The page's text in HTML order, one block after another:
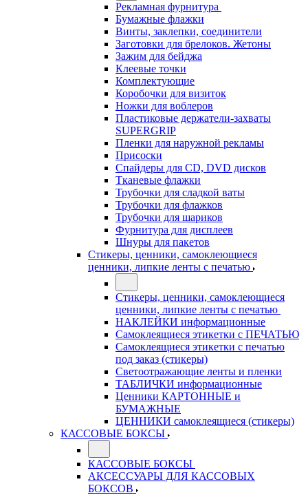
Рекламная фурнитура
Бумажные флажки
Винты, заклепки, соединители
Заготовки для брелоков. Жетоны
Зажим для бейджа
Клеевые точки
Комплектующие
Коробочки для визиток
Ножки для воблеров
Пластиковые держатели-захваты
SUPERGRIP
Пленки для наружной рекламы
Присоски
Спайдеры для CD, DVD дисков
Тканевые флажки
Трубочки для сладкой ваты
Трубочки для флажков
Трубочки для шариков
Фурнитура для дисплеев
Шнуры для пакетов
Стикеры, ценники, самоклеющиеся
ценники, липкие ленты с печатью
Стикеры, ценники, самоклеющиеся
ценники, липкие ленты с печатью
НАКЛЕЙКИ информационные
Самоклеящиеся этикетки с ПЕЧАТЬЮ
Самоклеящиеся этикетки с печатью
под заказ (стикеры)
Светоотражающие ленты и пленки
ТАБЛИЧКИ информационные
Ценники КАРТОННЫЕ и
БУМАЖНЫЕ
ЦЕННИКИ самоклеящиеся (стикеры)
КАССОВЫЕ БОКСЫ
КАССОВЫЕ БОКСЫ
АКСЕССУАРЫ ДЛЯ КАССОВЫХ
БОКСОВ